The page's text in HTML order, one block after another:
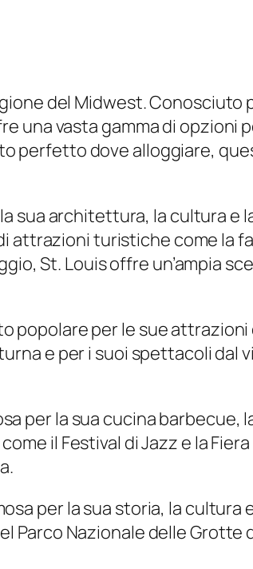
del Midwest. Conosciuto
una vasta gamma di opzioni
perfetto dove alloggiare,
sua architettura, la cultura e
attrazioni turistiche come la
St. Louis offre un’ampia
popolare per le sue
e per i suoi spettacoli dal
per la sua cucina barbecue,
il Festival di Jazz e la
per la sua storia, la
Parco Nazionale delle Grotte